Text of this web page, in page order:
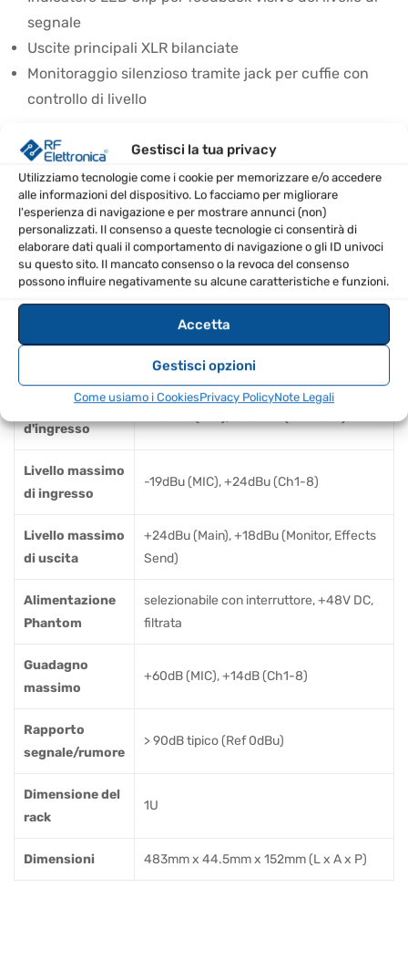
Gestisci la tua privacy
Utilizziamo tecnologie come i cookie per memorizzare e/o accedere
alle informazioni del dispositivo. Lo facciamo per migliorare
l'esperienza di navigazione e per mostrare annunci (non)
personalizzati. Il consenso a queste tecnologie ci consentirà di
elaborare dati quali il comportamento di navigazione o gli ID univoci
su questo sito. Il mancato consenso o la revoca del consenso
possono influire negativamente su alcune caratteristiche e funzioni.
Accetta
Gestisci opzioni
Come usiamo i CookiesPrivacy PolicyNote Legali
segnale
Uscite principali XLR bilanciate
Monitoraggio silenzioso tramite jack per cuffie con
controllo di livello
SPECIFICHE TECNICHE
Connessioni
d'ingresso
XLR-F bilanciato (MIC), 1/4" TRS
sbilanciato (Ch1-Ch8, Effects Return),
1/4" TRS stereo sbilanciato (EFX Buss,
Main Expand)
uscita
sbilanciato (Effects Send), 1/4" TRS
stereo sbilanciato (Monitor, Main Expand,
Headphone)
Impedenza
d'ingresso
Livello massimo
di ingresso
-19dBu (MIC), +24dBu (Ch1-8)
Livello massimo
di uscita
+24dBu (Main), +18dBu (Monitor, Effects
Send)
Alimentazione
Phantom
selezionabile con interruttore, +48V DC,
filtrata
Guadagno
massimo
+60dB (MIC), +14dB (Ch1-8)
Rapporto
segnale/rumore
> 90dB tipico (Ref 0dBu)
Dimensione del
rack
1U
Dimensioni 483mm x 44.5mm x 152mm (L x A x P)